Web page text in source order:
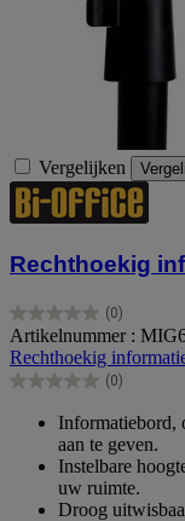
Vergelijken
Rechthoekig
(0)
0.0
van
de
5
Artikelnummer :
Rechthoekig
(0)
0.0
sterren.
Informatiebord,
aan te geven.
Instelbare
uw ruimte.
Droog